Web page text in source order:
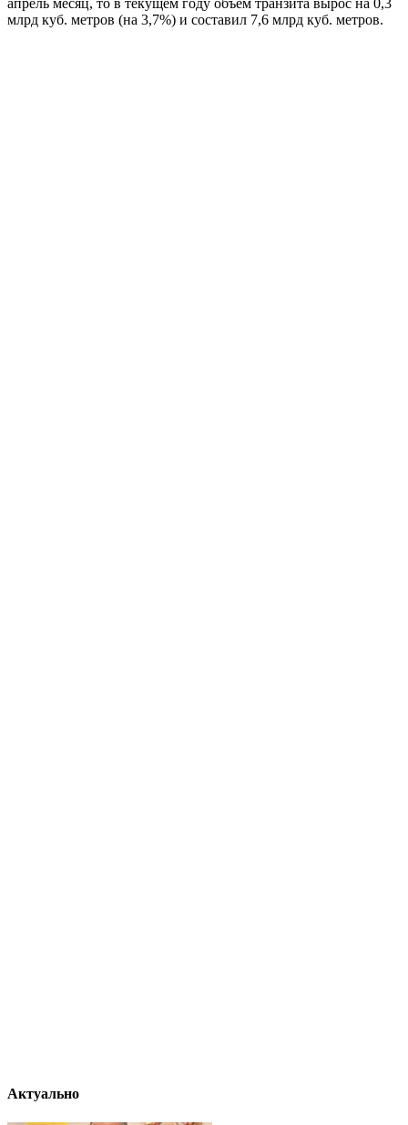
апрель месяц, то в текущем году объем транзита вырос на 0,3
млрд куб. метров (на 3,7%) и составил 7,6 млрд куб. метров.
Актуально